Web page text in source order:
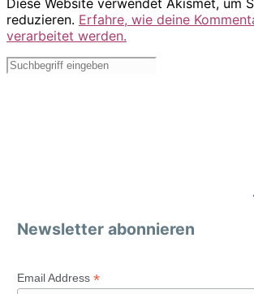
Diese Website verwendet Akismet, um
reduzieren. Erfahre, wie deine
verarbeitet werden.
Newsletter abonnieren
Email Address *